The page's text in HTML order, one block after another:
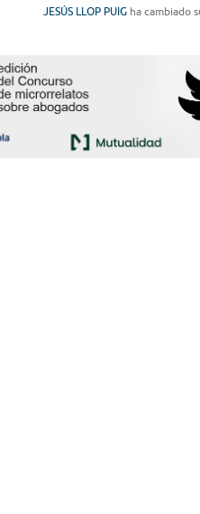
JESÚS LLOP PUIG ha cambiado